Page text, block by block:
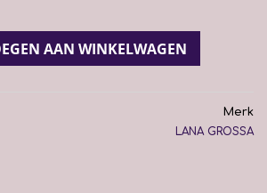
AAN WINKELWAGEN
Merk
LANA GROSSA